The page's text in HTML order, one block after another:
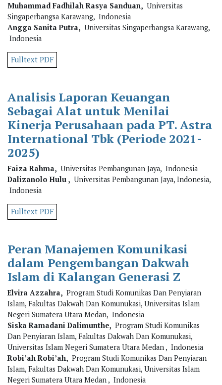
Muhammad Fadhilah Rasya Sanduan, Universitas
Singaperbangsa Karawang, Indonesia
Angga Sanita Putra, Universitas Singaperbangsa Karawang,
Indonesia
Fulltext PDF
Analisis Laporan Keuangan
Sebagai Alat untuk Menilai
Kinerja Perusahaan pada PT. Astra
International Tbk (Periode 2021-
2025)
Faiza Rahma, Universitas Pembangunan Jaya, Indonesia
Dalizanolo Hulu , Universitas Pembangunan Jaya, Indonesia,
Indonesia
Fulltext PDF
Peran Manajemen Komunikasi
dalam Pengembangan Dakwah
Islam di Kalangan Generasi Z
Elvira Azzahra, Program Studi Komunikas Dan Penyiaran
Islam, Fakultas Dakwah Dan Komunukasi, Universitas Islam
Negeri Sumatera Utara Medan, Indonesia
Siska Ramadani Dalimunthe, Program Studi Komunikas
Dan Penyiaran Islam, Fakultas Dakwah Dan Komunukasi,
Universitas Islam Negeri Sumatera Utara Medan , Indonesia
Robi’ah Robi’ah, Program Studi Komunikas Dan Penyiaran
Islam, Fakultas Dakwah Dan Komunukasi, Universitas Islam
Negeri Sumatera Utara Medan , Indonesia